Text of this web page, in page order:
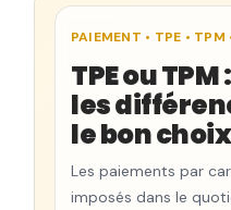
PAIEMENT • TPE • TPM
TPE ou
les
le bon
Les paiements par
imposés dans le